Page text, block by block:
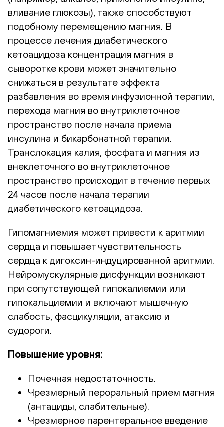
вливание глюкозы), также способствуют
подобному перемещению магния. В
процессе лечения диабетического
кетоацидоза концентрация магния в
сыворотке крови может значительно
снижаться в результате эффекта
разбавления во время инфузионной терапии,
перехода магния во внутриклеточное
пространство после начала приема
инсулина и бикарбонатной терапии.
Транслокация калия, фосфата и магния из
внеклеточного во внутриклеточное
пространство происходит в течение первых
24 часов после начала терапии
диабетического кетоацидоза.
Гипомагниемия может привести к аритмии
сердца и повышает чувствительность
сердца к дигоксин-индуцированной аритмии.
Нейромускулярные дисфункции возникают
при сопутствующей гипокалиемии или
гипокальциемии и включают мышечную
слабость, фасцикуляции, атаксию и
судороги.
Повышение уровня:
Почечная недостаточность.
Чрезмерный пероральный прием магния
(антациды, слабительные).
Чрезмерное парентеральное введение